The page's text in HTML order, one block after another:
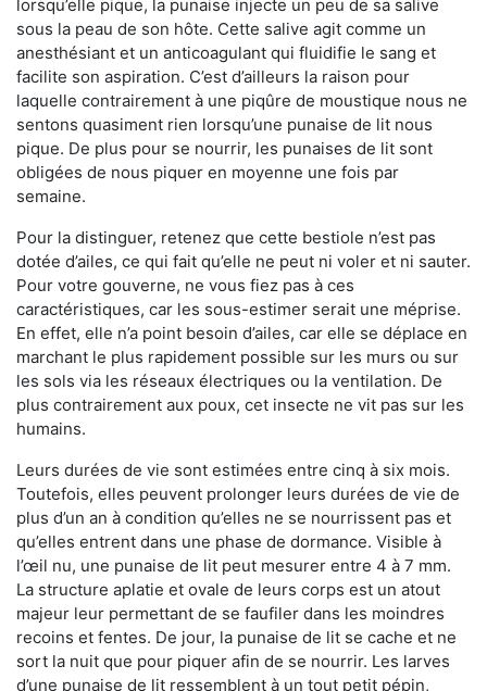
lorsqu’elle pique, la punaise injecte un peu de sa salive
sous la peau de son hôte. Cette salive agit comme un
anesthésiant et un anticoagulant qui fluidifie le sang et
facilite son aspiration. C’est d’ailleurs la raison pour
laquelle contrairement à une piqûre de moustique nous ne
sentons quasiment rien lorsqu’une punaise de lit nous
pique. De plus pour se nourrir, les punaises de lit sont
obligées de nous piquer en moyenne une fois par
semaine.
Pour la distinguer, retenez que cette bestiole n’est pas
dotée d’ailes, ce qui fait qu’elle ne peut ni voler et ni sauter.
Pour votre gouverne, ne vous fiez pas à ces
caractéristiques, car les sous-estimer serait une méprise.
En effet, elle n’a point besoin d’ailes, car elle se déplace en
marchant le plus rapidement possible sur les murs ou sur
les sols via les réseaux électriques ou la ventilation. De
plus contrairement aux poux, cet insecte ne vit pas sur les
humains.
Leurs durées de vie sont estimées entre cinq à six mois.
Toutefois, elles peuvent prolonger leurs durées de vie de
plus d’un an à condition qu’elles ne se nourrissent pas et
qu’elles entrent dans une phase de dormance. Visible à
l’œil nu, une punaise de lit peut mesurer entre 4 à 7 mm.
La structure aplatie et ovale de leurs corps est un atout
majeur leur permettant de se faufiler dans les moindres
recoins et fentes. De jour, la punaise de lit se cache et ne
sort la nuit que pour piquer afin de se nourrir. Les larves
d’une punaise de lit ressemblent à un tout petit pépin,